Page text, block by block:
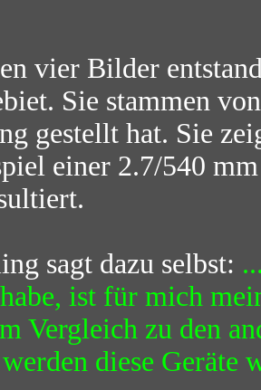
vier Bilder
Sie stammen
gestellt hat. Sie
einer 2.7/540
sagt dazu selbst:
ist für mich
Vergleich zu den
diese Geräte